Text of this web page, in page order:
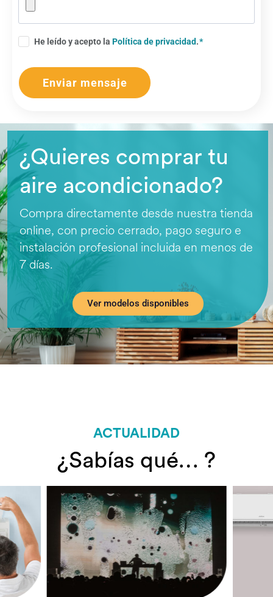
He leído y acepto la Política de privacidad.
Enviar mensaje
¿Quieres comprar tu
aire acondicionado?
Compra directamente desde nuestra tienda
online, con precio cerrado, pago seguro e
instalación profesional incluida en menos de
7 días.
Ver modelos disponibles
ACTUALIDAD
¿Sabías qué… ?